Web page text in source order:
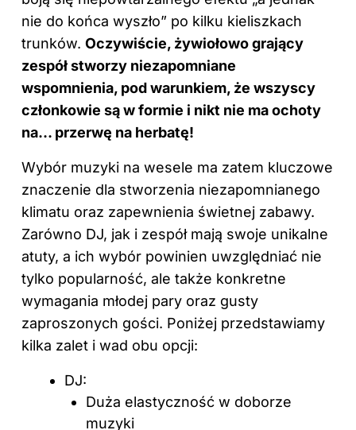
nie do końca wyszło” po kilku kieliszkach
trunków. Oczywiście, żywiołowo grający
zespół stworzy niezapomniane
wspomnienia, pod warunkiem, że wszyscy
członkowie są w formie i nikt nie ma ochoty
na… przerwę na herbatę!
Wybór muzyki na wesele ma zatem kluczowe
znaczenie dla stworzenia niezapomnianego
klimatu oraz zapewnienia świetnej zabawy.
Zarówno DJ, jak i zespół mają swoje unikalne
atuty, a ich wybór powinien uwzględniać nie
tylko popularność, ale także konkretne
wymagania młodej pary oraz gusty
zaproszonych gości. Poniżej przedstawiamy
kilka zalet i wad obu opcji:
DJ:
Duża elastyczność w doborze
muzyki